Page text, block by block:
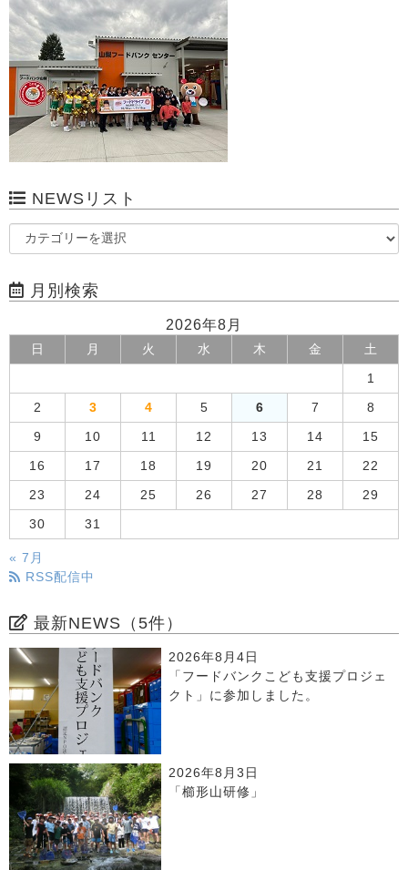
NEWSリスト
月別検索
2026年8月
日 月 火 水 木 金 土
1
2 3 4 5 6 7 8
9 10 11 12 13 14 15
16 17 18 19 20 21 22
23 24 25 26 27 28 29
30 31
« 7月
RSS配信中
最新NEWS（5件）
2026年8月4日
「フードバンクこども支援プロジェ
クト」に参加しました。
2026年8月3日
「櫛形山研修」